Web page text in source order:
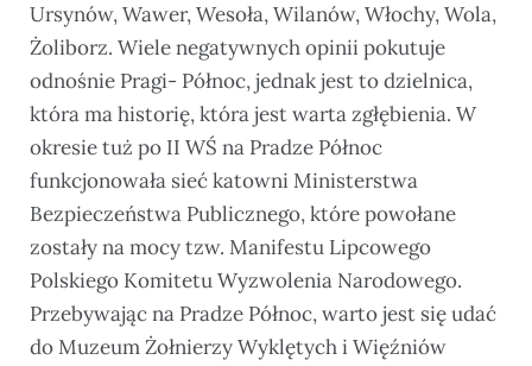
Ursynów, Wawer, Wesoła, Wilanów, Włochy, Wola,
Żoliborz. Wiele negatywnych opinii pokutuje
odnośnie Pragi- Północ, jednak jest to dzielnica,
która ma historię, która jest warta zgłębienia. W
okresie tuż po II WŚ na Pradze Północ
funkcjonowała sieć katowni Ministerstwa
Bezpieczeństwa Publicznego, które powołane
zostały na mocy tzw. Manifestu Lipcowego
Polskiego Komitetu Wyzwolenia Narodowego.
Przebywając na Pradze Północ, warto jest się udać
do Muzeum Żołnierzy Wyklętych i Więźniów